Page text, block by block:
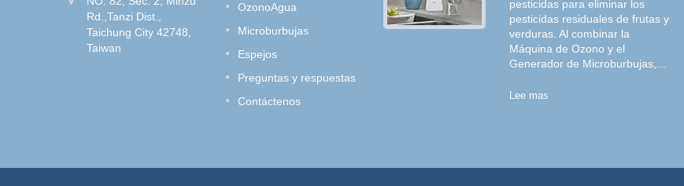
Rd.,Tanzi Dist.,
Taichung City 42748,
Taiwan
OzonoAgua
Microburbujas
Espejos
Preguntas y respuestas
Contáctenos
sin quitar el color del cabello?
pesticidas para eliminar los
pesticidas residuales de frutas y
verduras. Al combinar la
Máquina de Ozono y el
Generador de Microburbujas,...
Lee mas